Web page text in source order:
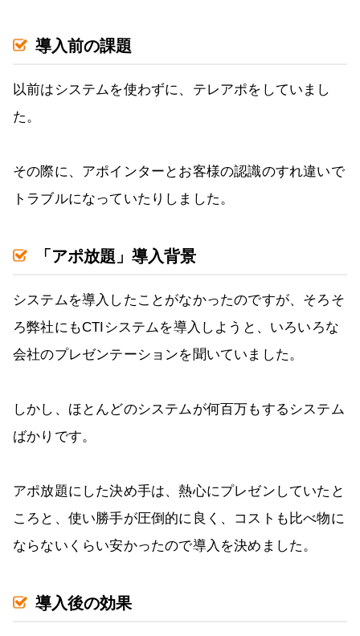
導入前の課題
以前はシステムを使わずに、テレアポをしていまし
た。
その際に、アポインターとお客様の認識のすれ違いで
トラブルになっていたりしました。
「アポ放題」導入背景
システムを導入したことがなかったのですが、そろそ
ろ弊社にもCTIシステムを導入しようと、いろいろな
会社のプレゼンテーションを聞いていました。
しかし、ほとんどのシステムが何百万もするシステム
ばかりです。
アポ放題にした決め手は、熱心にプレゼンしていたと
ころと、使い勝手が圧倒的に良く、コストも比べ物に
ならないくらい安かったので導入を決めました。
導入後の効果